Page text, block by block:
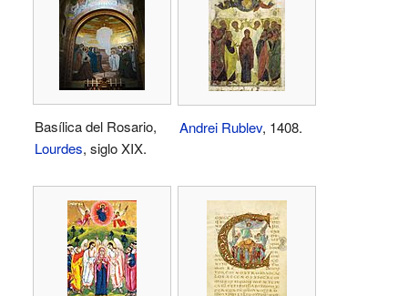
Basílica del Rosario,
Lourdes, siglo XIX.
Andrei Rublev, 1408.